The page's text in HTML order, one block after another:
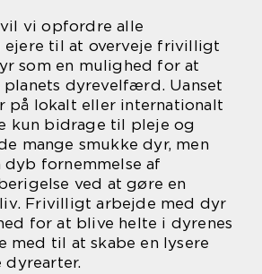
vi opfordre alle
ejere til at overveje frivilligt
som en mulighed for at
dyrevelfærd. Uanset
på lokalt eller internationalt
kun bidrage til pleje og
mange smukke dyr, men
dyb fornemmelse af
ved at gøre en
Frivilligt arbejde med dyr
for at blive helte i dyrenes
med til at skabe en lysere